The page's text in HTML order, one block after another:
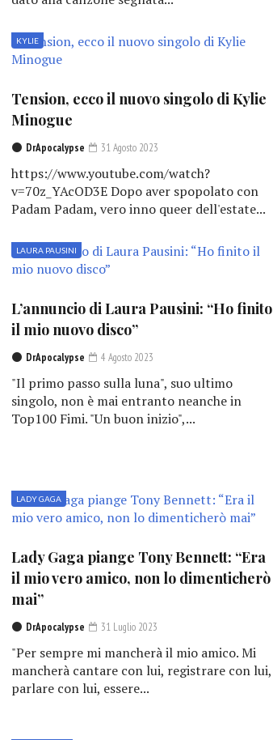
KYLIE
Tension, ecco il nuovo singolo di Kylie
Minogue
DrApocalypse 31 Agosto 2023
https://www.youtube.com/watch?
v=70z_YAcOD3E Dopo aver spopolato con
Padam Padam, vero inno queer dell'estate...
LAURA PAUSINI
L’annuncio di Laura Pausini: “Ho finito
il mio nuovo disco”
DrApocalypse 4 Agosto 2023
"Il primo passo sulla luna", suo ultimo
singolo, non è mai entranto neanche in
Top100 Fimi. "Un buon inizio",...
LADY GAGA
Lady Gaga piange Tony Bennett: “Era
il mio vero amico, non lo dimenticherò
mai”
DrApocalypse 31 Luglio 2023
"Per sempre mi mancherà il mio amico. Mi
mancherà cantare con lui, registrare con lui,
parlare con lui, essere...